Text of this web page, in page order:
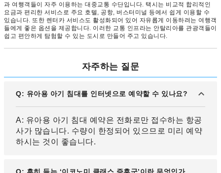
과 여행객들이 자주 이용하는 대중교통 수단입니다. 택시는 비교적 합리적인
요금과 편리한 서비스로 주요 호텔, 공항, 버스터미널 등에서 쉽게 이용할 수
있습니다. 또한 렌터카 서비스도 활성화되어 있어 자유롭게 이동하려는 여행객
들에게 좋은 옵션을 제공합니다. 이러한 교통 인프라는 안탈리아를 관광객들이
쉽고 편안하게 탐험할 수 있는 도시로 만들어 주고 있습니다.
자주하는 질문
Q: 유아용 아기 침대를 인터넷으로 예약할 수 있나요?
A: 유아용 아기 침대 예약은 전화로만 접수하는 항공
사가 많습니다. 수량이 한정되어 있으므로 미리 예약
하시는 것이 좋습니다.
Q: 흔히 듣는 ‘이코노미 클래스 증후군’이란 무엇인가